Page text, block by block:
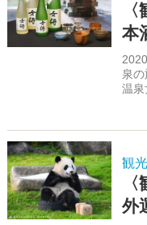
本
泉
温泉
観
外